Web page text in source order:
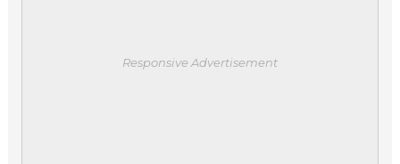
Responsive Advertisement